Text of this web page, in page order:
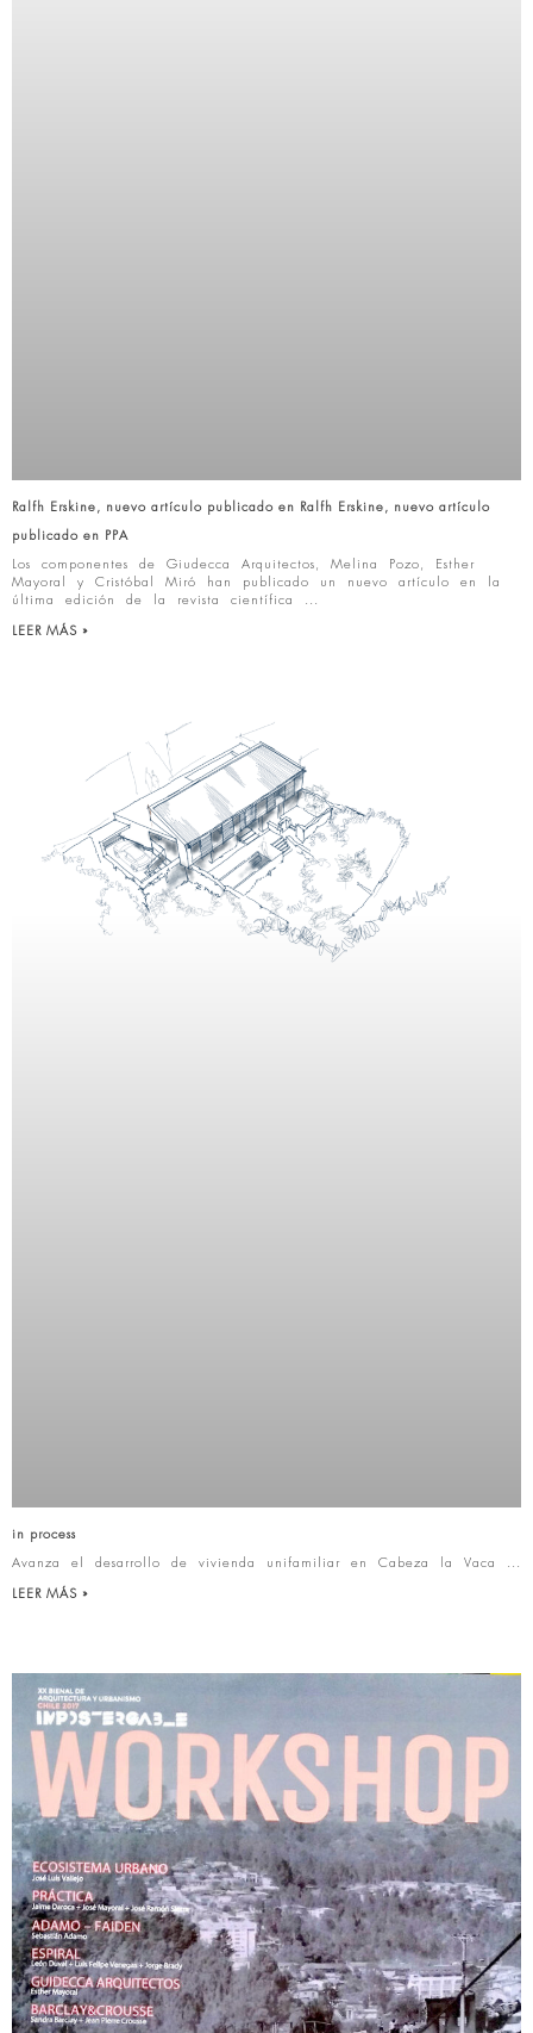
Ralfh Erskine, nuevo artículo publicado en Ralfh Erskine, nuevo artículo
publicado en PPA
Los componentes de Giudecca Arquitectos, Melina Pozo, Esther
Mayoral y Cristóbal Miró han publicado un nuevo artículo en la
última edición de la revista científica
LEER MÁS »
in process
Avanza el desarrollo de vivienda unifamiliar en Cabeza la Vaca
LEER MÁS »